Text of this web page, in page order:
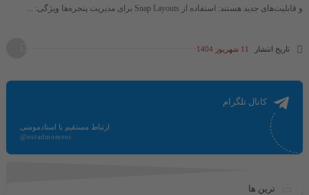
و قابلیت‌های جدید هستند: استفاده از Snap Layouts برای مدیریت پنجره‌ها ویژگی: ...
تاریخ انتشار 11 شهریور 1404
کانال تلگرام
ارتباط مستقیم با استادمومنی
@ostadmomeni
ترین ها